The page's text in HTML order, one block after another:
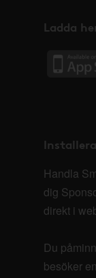
Ladda
Handla
dig
direkt i
Du
besöker